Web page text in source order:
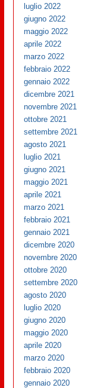
luglio 2022
giugno 2022
maggio 2022
aprile 2022
marzo 2022
febbraio 2022
gennaio 2022
dicembre 2021
novembre 2021
ottobre 2021
settembre 2021
agosto 2021
luglio 2021
giugno 2021
maggio 2021
aprile 2021
marzo 2021
febbraio 2021
gennaio 2021
dicembre 2020
novembre 2020
ottobre 2020
settembre 2020
agosto 2020
luglio 2020
giugno 2020
maggio 2020
aprile 2020
marzo 2020
febbraio 2020
gennaio 2020